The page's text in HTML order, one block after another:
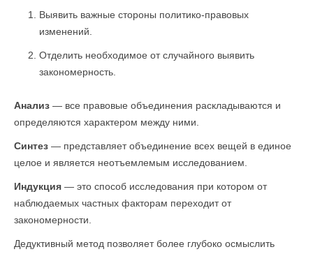
Выявить важные стороны политико-правовых
изменений.
Отделить необходимое от случайного выявить
закономерность.
Анализ — все правовые объединения раскладываются и
определяются характером между ними.
Синтез — представляет объединение всех вещей в единое
целое и является неотъемлемым исследованием.
Индукция — это способ исследования при котором от
наблюдаемых частных факторам переходит от
закономерности.
Дедуктивный метод позволяет более глубоко осмыслить